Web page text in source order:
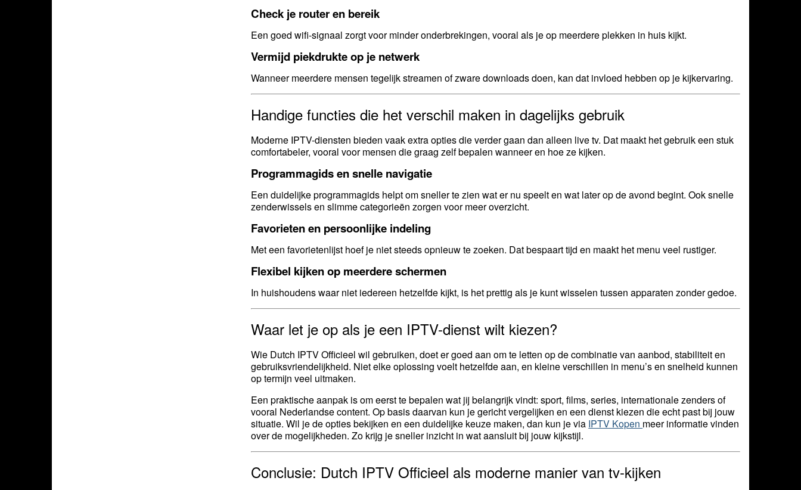
Check je router en bereik
Een goed wifi-signaal zorgt voor minder onderbrekingen, vooral als je op meerdere plekken in huis kijkt.
Vermijd piekdrukte op je netwerk
Wanneer meerdere mensen tegelijk streamen of zware downloads doen, kan dat invloed hebben op je kijkervaring.
Handige functies die het verschil maken in dagelijks gebruik
Moderne IPTV-diensten bieden vaak extra opties die verder gaan dan alleen live tv. Dat maakt het gebruik een stuk
comfortabeler, vooral voor mensen die graag zelf bepalen wanneer en hoe ze kijken.
Programmagids en snelle navigatie
Een duidelijke programmagids helpt om sneller te zien wat er nu speelt en wat later op de avond begint. Ook snelle
zenderwissels en slimme categorieën zorgen voor meer overzicht.
Favorieten en persoonlijke indeling
Met een favorietenlijst hoef je niet steeds opnieuw te zoeken. Dat bespaart tijd en maakt het menu veel rustiger.
Flexibel kijken op meerdere schermen
In huishoudens waar niet iedereen hetzelfde kijkt, is het prettig als je kunt wisselen tussen apparaten zonder gedoe.
Waar let je op als je een IPTV-dienst wilt kiezen?
Wie Dutch IPTV Officieel wil gebruiken, doet er goed aan om te letten op de combinatie van aanbod, stabiliteit en
gebruiksvriendelijkheid. Niet elke oplossing voelt hetzelfde aan, en kleine verschillen in menu’s en snelheid kunnen
op termijn veel uitmaken.
Een praktische aanpak is om eerst te bepalen wat jij belangrijk vindt: sport, films, series, internationale zenders of
vooral Nederlandse content. Op basis daarvan kun je gericht vergelijken en een dienst kiezen die echt past bij jouw
situatie. Wil je de opties bekijken en een duidelijke keuze maken, dan kun je via IPTV Kopen meer informatie vinden
over de mogelijkheden. Zo krijg je sneller inzicht in wat aansluit bij jouw kijkstijl.
Conclusie: Dutch IPTV Officieel als moderne manier van tv-kijken